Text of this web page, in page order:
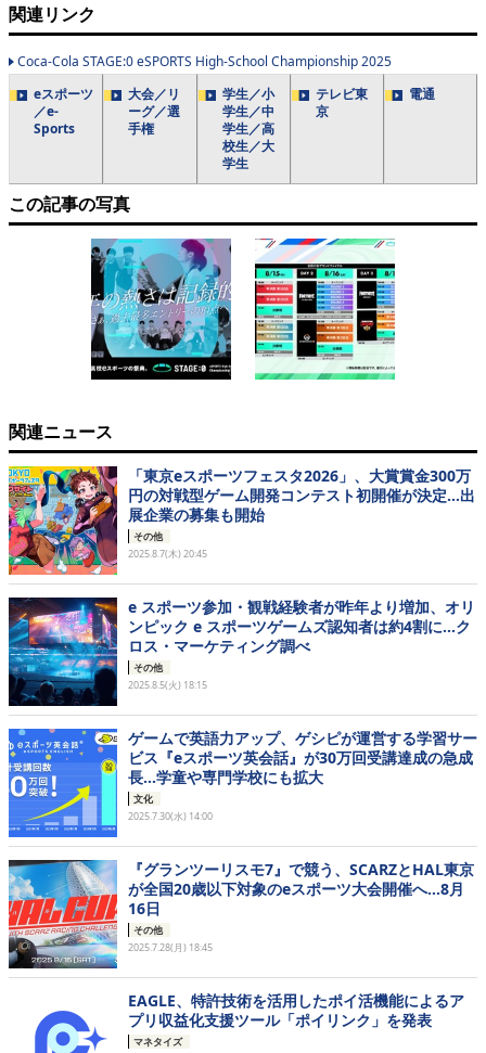
関連リンク
Coca-Cola STAGE:0 eSPORTS High-School Championship 2025
eスポーツ
／e-
Sports
大会／リ
ーグ／選
手権
学生／小
学生／中
学生／高
校生／大
学生
テレビ東
京
電通
この記事の写真
関連ニュース
「東京eスポーツフェスタ2026」、大賞賞金300万
円の対戦型ゲーム開発コンテスト初開催が決定…出
展企業の募集も開始
その他
2025.8.7(木) 20:45
e スポーツ参加・観戦経験者が昨年より増加、オリ
ンピック e スポーツゲームズ認知者は約4割に…ク
ロス・マーケティング調べ
その他
2025.8.5(火) 18:15
ゲームで英語力アップ、ゲシピが運営する学習サー
ビス『eスポーツ英会話』が30万回受講達成の急成
長…学童や専門学校にも拡大
文化
2025.7.30(水) 14:00
『グランツーリスモ7』で競う、SCARZとHAL東京
が全国20歳以下対象のeスポーツ大会開催へ…8月
16日
その他
2025.7.28(月) 18:45
EAGLE、特許技術を活用したポイ活機能によるア
プリ収益化支援ツール「ポイリンク」を発表
マネタイズ